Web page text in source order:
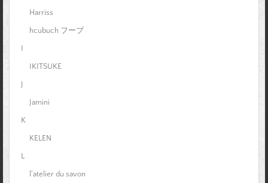
Harriss
hcubuch フーブ
IKITSUKE
Jamini
K
KELEN
L
l'atelier du savon